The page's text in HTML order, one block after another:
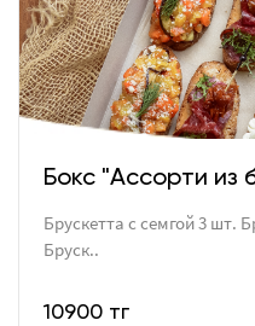
Бокс "Ассорти из
Брускетта с семгой 3 шт.
Бруск..
10900 тг